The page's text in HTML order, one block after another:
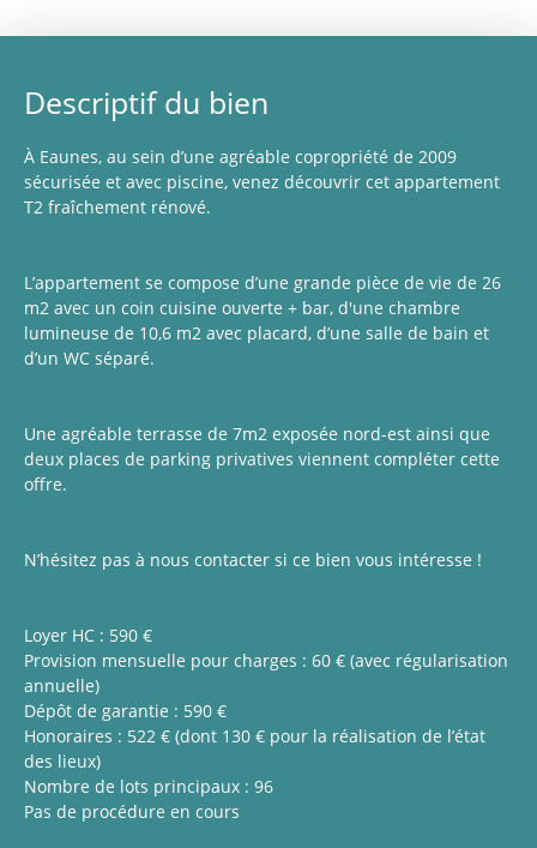
Descriptif du bien
À Eaunes, au sein d’une agréable copropriété de 2009
sécurisée et avec piscine, venez découvrir cet appartement
T2 fraîchement rénové.
L’appartement se compose d’une grande pièce de vie de 26
m2 avec un coin cuisine ouverte + bar, d'une chambre
lumineuse de 10,6 m2 avec placard, d’une salle de bain et
d’un WC séparé.
Une agréable terrasse de 7m2 exposée nord-est ainsi que
deux places de parking privatives viennent compléter cette
offre.
N’hésitez pas à nous contacter si ce bien vous intéresse !
Loyer HC : 590 €
Provision mensuelle pour charges : 60 € (avec régularisation
annuelle)
Dépôt de garantie : 590 €
Honoraires : 522 € (dont 130 € pour la réalisation de l’état
des lieux)
Nombre de lots principaux : 96
Pas de procédure en cours